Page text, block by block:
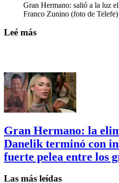
Gran Hermano: salió a la luz
Franco Zunino (foto de Telefe)
Leé más
Gran Hermano: la
Danelik terminó con
fuerte pelea entre los
Las más leídas